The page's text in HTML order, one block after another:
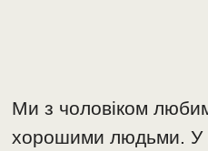
Ми з чоловіком
хорошими людьми. У